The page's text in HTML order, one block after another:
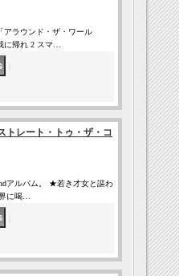
アラウンド・ザ・ワール
に帰れ 2 スマ…
トレート・トゥ・ザ・コ
アルバム。 ★若き才女と謳わ
に喝…